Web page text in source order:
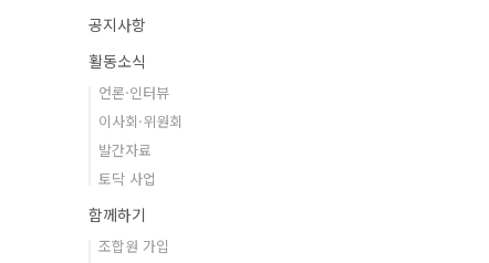
공지사항
활동소식
언론·인터뷰
이사회·위원회
발간자료
토닥 사업
함께하기
조합원 가입